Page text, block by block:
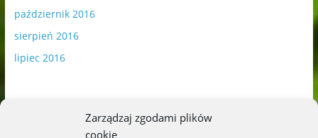
Zarządzaj zgodami plików
cookie
październik 2016
sierpień 2016
lipiec 2016